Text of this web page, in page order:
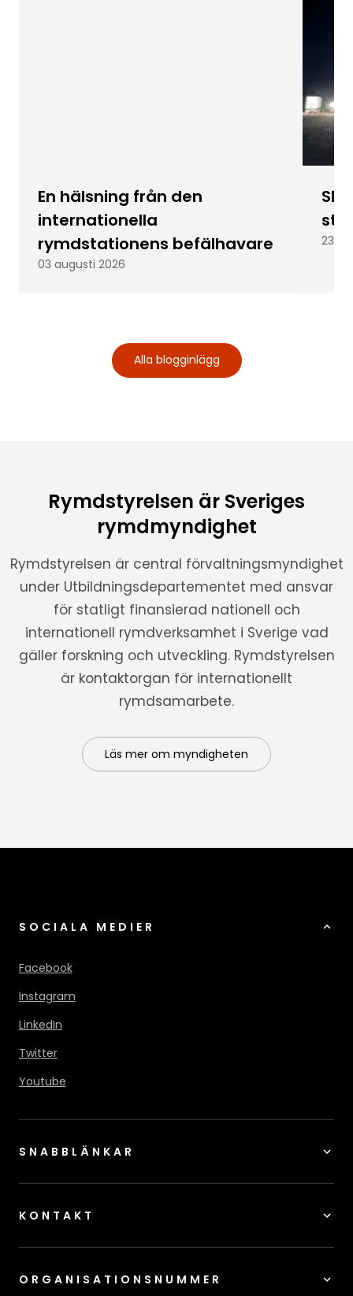
En hälsning från den
internationella
rymdstationens befälhavare
03 augusti 2026
23
Alla blogginlägg
Rymdstyrelsen är Sveriges
rymdmyndighet
Rymdstyrelsen är central förvaltningsmyndighet
under Utbildningsdepartementet med ansvar
för statligt finansierad nationell och
internationell rymdverksamhet i Sverige vad
gäller forskning och utveckling. Rymdstyrelsen
är kontaktorgan för internationellt
rymdsamarbete.
Läs mer om myndigheten
SOCIALA MEDIER
Facebook
Instagram
LinkedIn
Twitter
Youtube
SNABBLÄNKAR
KONTAKT
ORGANISATIONSNUMMER